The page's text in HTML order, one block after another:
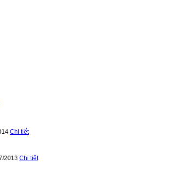
Chi tiết
2013 Chi tiết